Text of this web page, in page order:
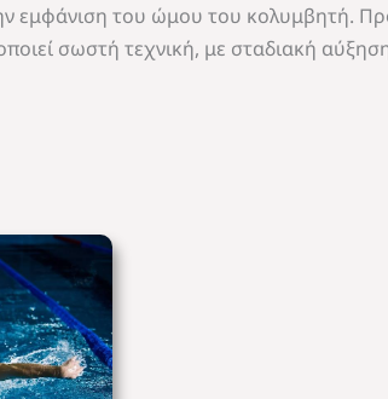
εμφάνιση του ώμου του κολυμβητή.
σωστή τεχνική, με σταδιακή